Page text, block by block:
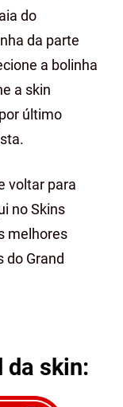
do
da parte
a bolinha
a skin
último
voltar para
no Skins
melhores
do Grand
da skin: